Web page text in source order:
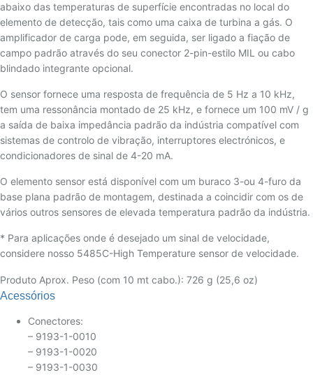
abaixo das temperaturas de superfície encontradas no local do
elemento de detecção, tais como uma caixa de turbina a gás. O
amplificador de carga pode, em seguida, ser ligado a fiação de
campo padrão através do seu conector 2-pin-estilo MIL ou cabo
blindado integrante opcional.
O sensor fornece uma resposta de frequência de 5 Hz a 10 kHz,
tem uma ressonância montado de 25 kHz, e fornece um 100 mV / g
a saída de baixa impedância padrão da indústria compatível com
sistemas de controlo de vibração, interruptores electrónicos, e
condicionadores de sinal de 4-20 mA.
O elemento sensor está disponível com um buraco 3-ou 4-furo da
base plana padrão de montagem, destinada a coincidir com os de
vários outros sensores de elevada temperatura padrão da indústria.
* Para aplicações onde é desejado um sinal de velocidade,
considere nosso 5485C-High Temperature sensor de velocidade.
Produto Aprox. Peso (com 10 mt cabo.): 726 g (25,6 oz)
Acessórios
Conectores:
– 9193-1-0010
– 9193-1-0020
– 9193-1-0030